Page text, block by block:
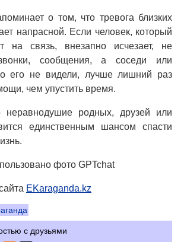
о том, что тревога близких
напрасной. Если человек, который
на связь, внезапно исчезает, не
сообщения, а соседи или
его не видели, лучше лишний раз
чем упустить время.
неравнодушие родных, друзей или
единственным шансом спасти
фото GPTchat
EKaraganda.kz
с друзьями